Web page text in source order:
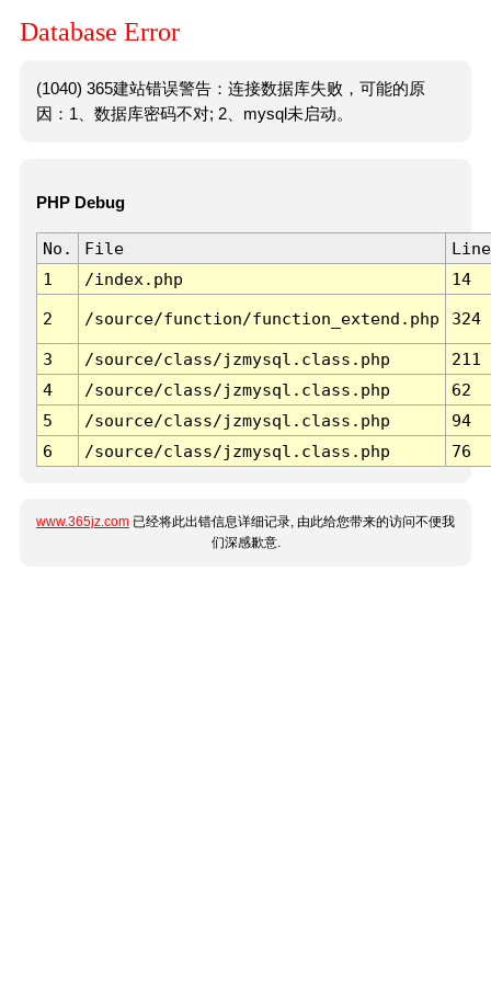
Database Error
(1040) 365建站错误警告：连接数据库失败，可能的原
因：1、数据库密码不对; 2、mysql未启动。
PHP Debug
No. File
Line
1
/index.php 14
2 /source/function/function_extend.php 324
3 /source/class/jzmysql.class.php
211
4
/source/class/jzmysql.class.php
62
5
/source/class/jzmysql.class.php
94
6
/source/class/jzmysql.class.php 76
www.365jz.com 已经将此出错信息详细记录, 由此给您带来的访问不便我
们深感歉意.